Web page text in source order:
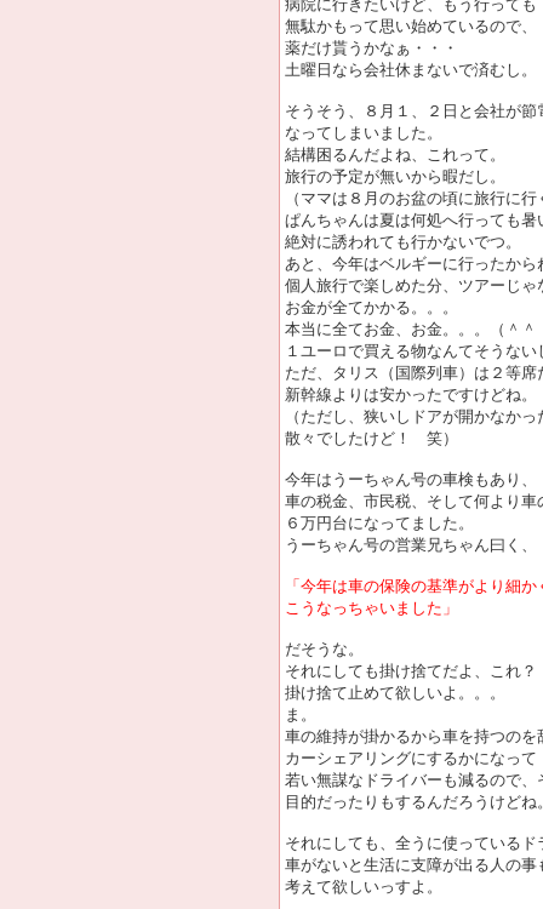
病院に行きたいけど、もう行っても
無駄かもって思い始めているので、
薬だけ貰うかなぁ・・・
土曜日なら会社休まないで済むし。
そうそう、８月１、２日と会社が節
なってしまいました。
結構困るんだよね、これって。
旅行の予定が無いから暇だし。
（ママは８月のお盆の頃に旅行に行
ぱんちゃんは夏は何処へ行っても暑
絶対に誘われても行かないでつ。
あと、今年はベルギーに行ったから
個人旅行で楽しめた分、ツアーじゃ
お金が全てかかる。。。
本当に全てお金、お金。。。（＾＾
１ユーロで買える物なんてそうない
ただ、タリス（国際列車）は２等席
新幹線よりは安かったですけどね。
（ただし、狭いしドアが開かなかっ
散々でしたけど！ 笑）
今年はうーちゃん号の車検もあり、
車の税金、市民税、そして何より車
６万円台になってました。
うーちゃん号の営業兄ちゃん曰く、
「今年は車の保険の基準がより細
こうなっちゃいました」
だそうな。
それにしても掛け捨てだよ、これ
掛け捨て止めて欲しいよ。。。
ま。
車の維持が掛かるから車を持つのを
カーシェアリングにするかになって
若い無謀なドライバーも減るので、
目的だったりもするんだろうけどね
それにしても、全うに使っているド
車がないと生活に支障が出る人の事
考えて欲しいっすよ。